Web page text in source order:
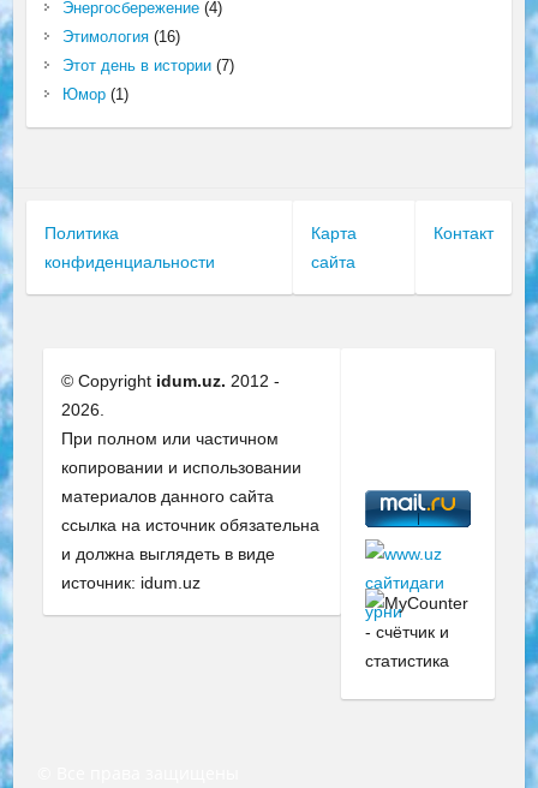
Энергосбережение(4)
Этимология(16)
Этот день в истории(7)
Юмор(1)
Политика
конфиденциальности
Карта
сайта
Контакт
© Copyright idum.uz. 2012 -
2026.
При полном или частичном
копировании и использовании
материалов данного сайта
ссылка на источник обязательна
и должна выглядеть в виде
источник: idum.uz